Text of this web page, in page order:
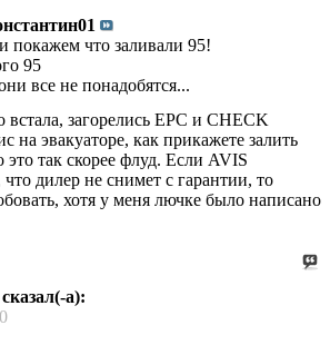
покажем что заливали 95!
95
все не понадобятся...
загорелись EPC и CHECK
на эвакуаторе, как прикажете залить
так скорее флуд. Если AVIS
что дилер не снимет с гарантии, то
хотя у меня лючке было написано
сказал(-а):